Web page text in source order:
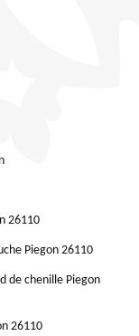
26110
Piegon 26110
de chenille Piegon
26110